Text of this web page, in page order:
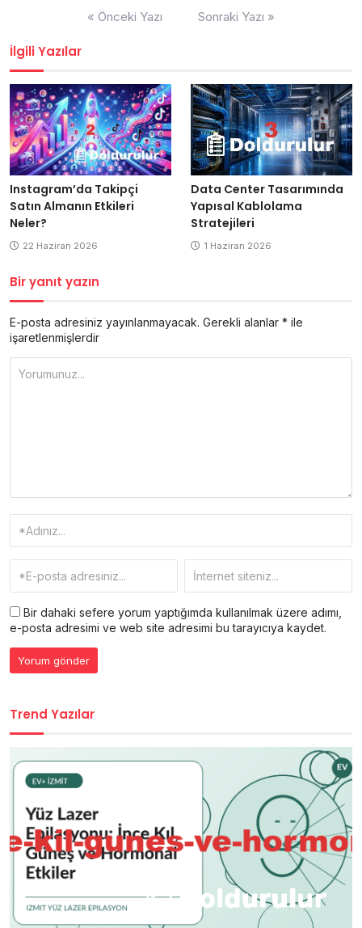
« Önceki Yazı Sonraki Yazı »
İlgili Yazılar
Instagram’da Takipçi
Satın Almanın Etkileri
Neler?
22 Haziran 2026
Data Center Tasarımında
Yapısal Kablolama
Stratejileri
1 Haziran 2026
Bir yanıt yazın
E-posta adresiniz yayınlanmayacak. Gerekli alanlar * ile
işaretlenmişlerdir
Bir dahaki sefere yorum yaptığımda kullanılmak üzere adımı,
e-posta adresimi ve web site adresimi bu tarayıcıya kaydet.
Trend Yazılar